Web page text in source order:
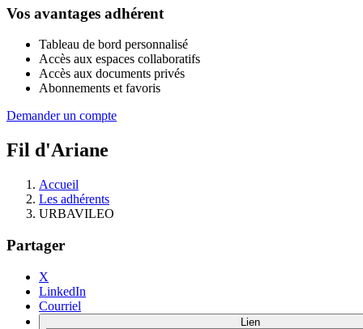
Vos avantages adhérent
Tableau de bord personnalisé
Accès aux espaces collaboratifs
Accès aux documents privés
Abonnements et favoris
Demander un compte
Fil d'Ariane
Accueil
Les adhérents
URBAVILEO
Partager
X
LinkedIn
Courriel
Lien